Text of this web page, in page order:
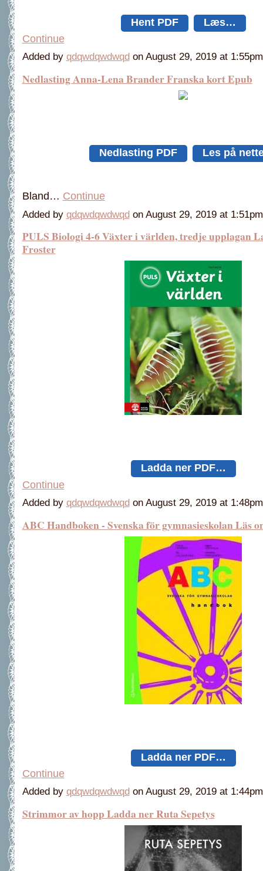
Hent PDF
Læs…
Continue
Added by qdqwdqwdwqd on August 29, 2019 at
Nedlasting Anna-Lena Brander Franska kort Epub
Nedlasting PDF Les på
Bland… Continue
Added by qdqwdqwdwqdon August 29, 2019 at
PULS Biologi 4-6 Växter i världen, tredje upplagan
Froster
Ladda ner PDF…
Continue
Added by qdqwdqwdwqdon August 29, 2019 at
ABC Handboken - Svenska för gymnasieskolan Läs
Ladda ner PDF…
Continue
Added by qdqwdqwdwqdon August 29, 2019 at
Strimmor av hopp Ladda ner Ruta Sepetys